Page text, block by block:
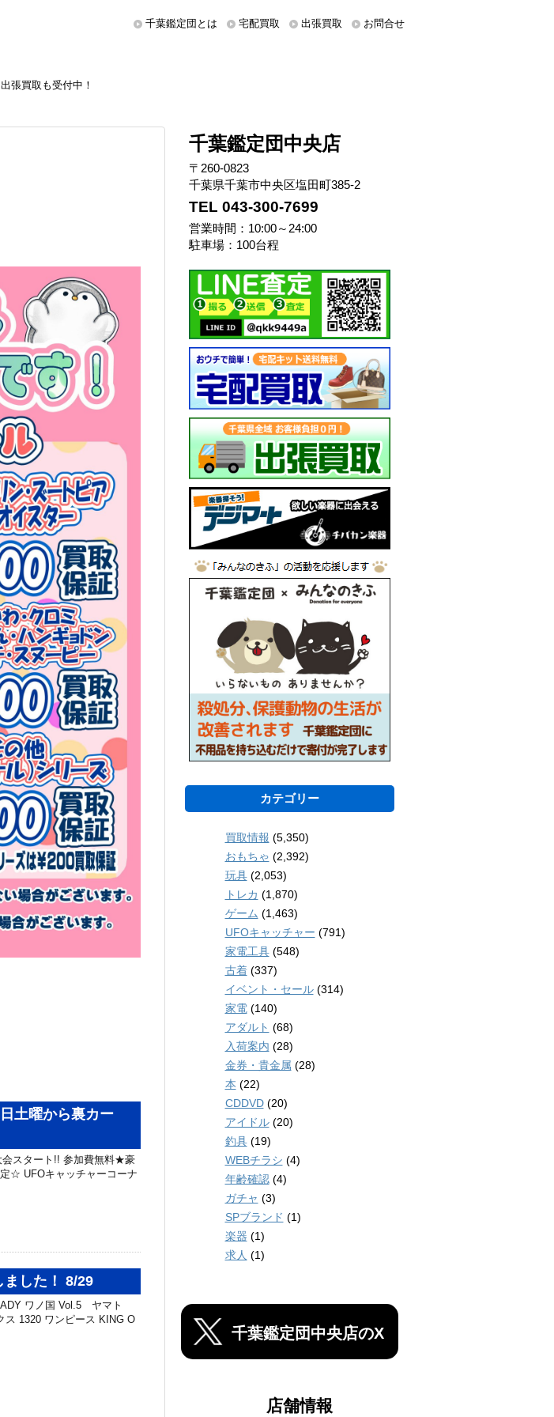
張買取も受付中！
千葉鑑定団とは 宅配買取 出張買取 お問合せ
土曜から裏カー
会スタート!! 参加費無料★豪
☆ UFOキャッチャーコーナ
ました！ 8/29
ワノ国 Vol.5 ヤマト
ス 1320 ワンピース KING O
千葉鑑定団中央店
〒260-0823
千葉県千葉市中央区塩田町385-2
TEL 043-300-7699
営業時間：10:00～24:00
駐車場：100台程
カテゴリー
買取情報 (5,350)
おもちゃ (2,392)
玩具(2,053)
トレカ (1,870)
ゲーム (1,463)
UFOキャッチャー (791)
家電工具(548)
古着(337)
イベント・セール(314)
家電(140)
アダルト (68)
入荷案内 (28)
金券・貴金属 (28)
本 (22)
CDDVD(20)
アイドル(20)
釣具(19)
WEBチラシ (4)
年齢確認(4)
ガチャ (3)
SPブランド (1)
楽器 (1)
求人 (1)
千葉鑑定団中央店のX
店舗情報